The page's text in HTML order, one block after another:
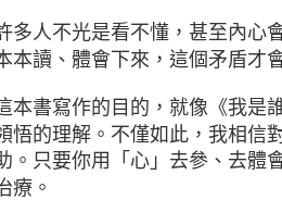
多人不光是看不懂，甚至內心
本讀、體會下來，這個矛盾才
本書寫作的目的，就像《我是
悟的理解。不僅如此，我相信
。只要你用「心」去參、去體
療。